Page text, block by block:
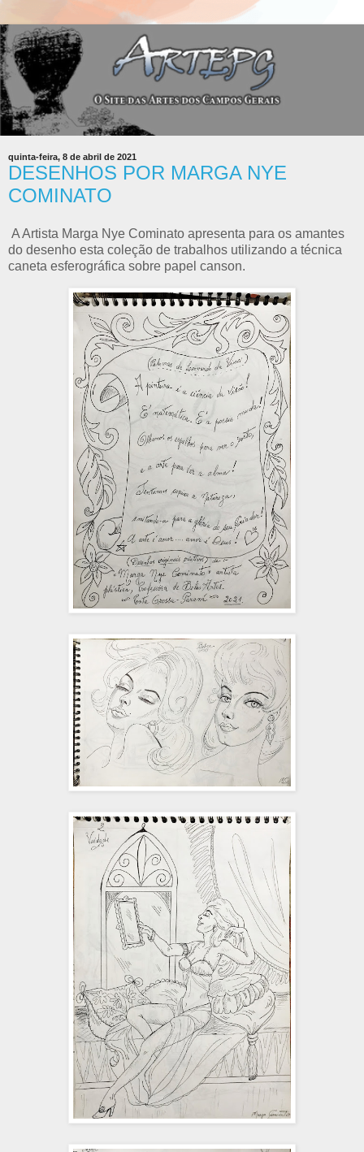
quinta-feira, 8 de abril de 2021
DESENHOS POR MARGA NYE
COMINATO
A Artista Marga Nye Cominato apresenta para os amantes
do desenho esta coleção de trabalhos utilizando a técnica
caneta esferográfica sobre papel canson.